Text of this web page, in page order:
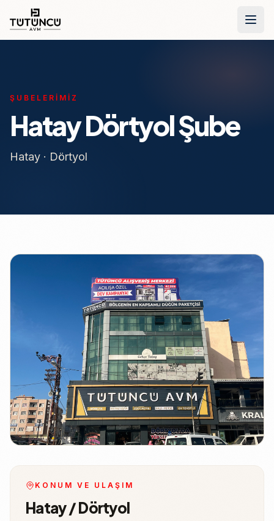
İçeriğe geç
ŞUBELERIMIZ
Hatay Dörtyol Şube
Hatay · Dörtyol
KONUM VE ULAŞIM
Hatay / Dörtyol